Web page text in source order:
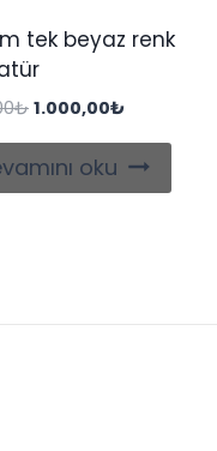
tek beyaz renk
₺ Orijinal
1.150,00₺.
1.000,00₺Şu
fiyat:
1.000,00₺.
oku